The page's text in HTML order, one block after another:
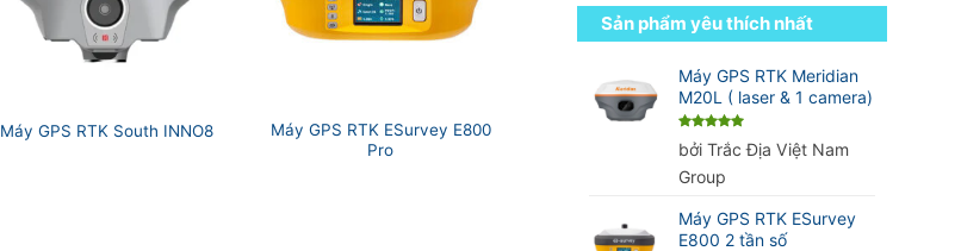
Máy GPS RTK South INNO8
Máy GPS RTK ESurvey E800
Pro
Sản phẩm yêu thích nhất
Máy GPS RTK Meridian
M20L ( laser & 1 camera)
Được xếp
hạng55
bởi Trắc Địa Việt Nam
Group
Máy GPS RTK ESurvey
E800 2 tần số